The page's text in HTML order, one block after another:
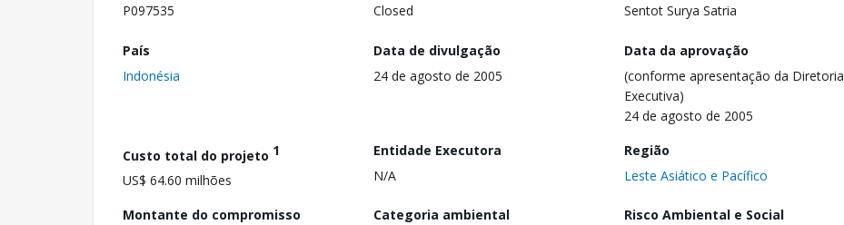
P097535
Closed
Sentot Surya Satria
País
Indonésia
Data de divulgação
24 de agosto de 2005
Data da aprovação
(conforme apresentação da Diretoria
Executiva)
24 de agosto de 2005
Custo total do projeto 1
US$ 64.60 milhões
Entidade Executora
N/A
Região
Leste Asiático e Pacífico
Montante do compromisso
Categoria ambiental
Risco Ambiental e Social